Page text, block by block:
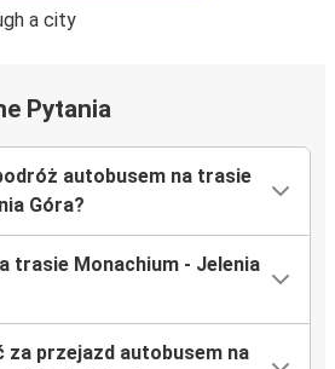
Pytania
autobusem na trasie
Góra?
trasie Monachium - Jelenia
za przejazd autobusem na